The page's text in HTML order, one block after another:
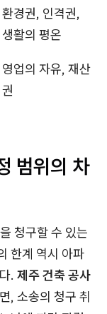
환경권, 인격권,
생활의 평온
영업의 자유, 재산
권
범위의 차
청구할 수 있는
한계 역시 아파
. 제주 건축 공사
, 소송의 청구 취